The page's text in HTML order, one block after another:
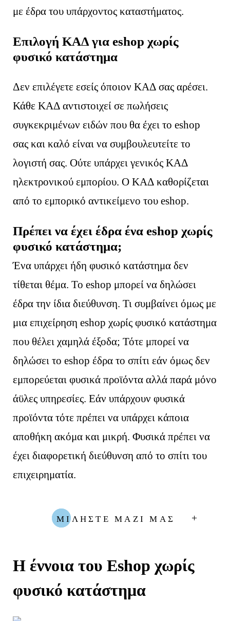
με έδρα του υπάρχοντος καταστήματος.
Επιλογή ΚΑΔ για eshop χωρίς
φυσικό κατάστημα
Δεν επιλέγετε εσείς όποιον ΚΑΔ σας αρέσει.
Κάθε ΚΑΔ αντιστοιχεί σε πωλήσεις
συγκεκριμένων ειδών που θα έχει το eshop
σας και καλό είναι να συμβουλευτείτε το
λογιστή σας. Ούτε υπάρχει γενικός ΚΑΔ
ηλεκτρονικού εμπορίου. Ο ΚΑΔ καθορίζεται
από το εμπορικό αντικείμενο του eshop.
Πρέπει να έχει έδρα ένα eshop χωρίς
φυσικό κατάστημα;
Ένα υπάρχει ήδη φυσικό κατάστημα δεν
τίθεται θέμα. Το eshop μπορεί να δηλώσει
έδρα την ίδια διεύθυνση. Τι συμβαίνει όμως με
μια επιχείρηση eshop χωρίς φυσικό κατάστημα
που θέλει χαμηλά έξοδα; Τότε μπορεί να
δηλώσει το eshop έδρα το σπίτι εάν όμως δεν
εμπορεύεται φυσικά προϊόντα αλλά παρά μόνο
άϋλες υπηρεσίες. Εάν υπάρχουν φυσικά
προϊόντα τότε πρέπει να υπάρχει κάποια
αποθήκη ακόμα και μικρή. Φυσικά πρέπει να
έχει διαφορετική διεύθυνση από το σπίτι του
επιχειρηματία.
ΜΙΛΗΣΤΕ ΜΑΖΙ ΜΑΣ
Η έννοια του Eshop χωρίς
φυσικό κατάστημα